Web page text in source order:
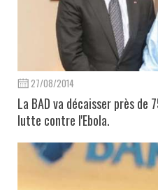
27/08/2014
La BAD va décaisser près de
lutte contre l'Ebola.